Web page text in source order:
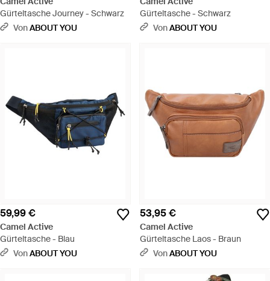
Gürteltasche Journey - Schwarz
VonABOUT YOU
Gürteltasche - Schwarz
VonABOUT YOU
59,99 €
Camel Active
Gürteltasche - Blau
VonABOUT YOU
53,95 €
Camel Active
Gürteltasche Laos - Braun
VonABOUT YOU